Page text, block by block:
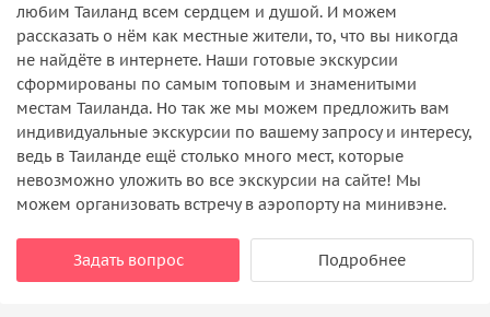
любим Таиланд всем сердцем и душой. И можем
рассказать о нём как местные жители, то, что вы никогда
не найдёте в интернете. Наши готовые экскурсии
сформированы по самым топовым и знаменитыми
местам Таиланда. Но так же мы можем предложить вам
индивидуальные экскурсии по вашему запросу и интересу,
ведь в Таиланде ещё столько много мест, которые
невозможно уложить во все экскурсии на сайте! Мы
можем организовать встречу в аэропорту на минивэне.
Задать вопрос Подробнее